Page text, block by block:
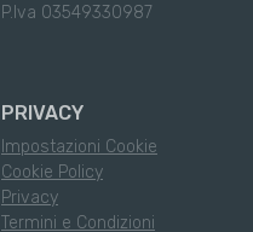
P.Iva 03549330987
PRIVACY
Impostazioni Cookie
Cookie Policy
Privacy
Termini e Condizioni